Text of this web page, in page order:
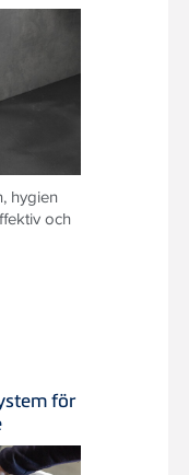
hygien
och
för